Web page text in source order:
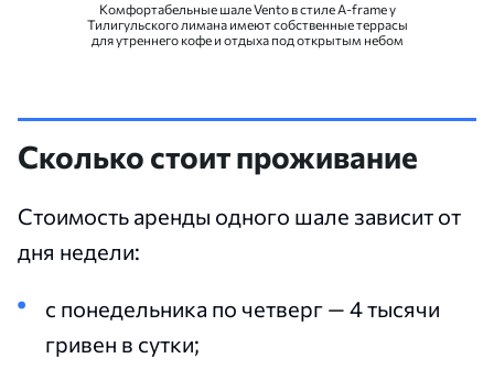
Комфортабельные шале Vento в стиле A-frame у
Тилигульского лимана имеют собственные террасы
для утреннего кофе и отдыха под открытым небом
Сколько стоит проживание
Стоимость аренды одного шале зависит от
дня недели:
с понедельника по четверг — 4 тысячи
гривен в сутки;